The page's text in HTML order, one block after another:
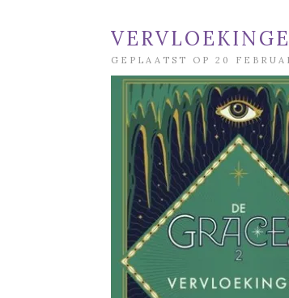
GEPLAATST OP 20